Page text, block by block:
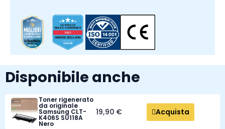
Disponibile anche
Toner rigenerato
da originale
Samsung CLT-
K406S SU118A
Nero
19,90 € Acquista